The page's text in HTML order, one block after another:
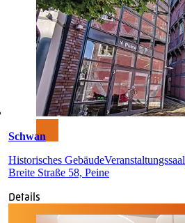
Schwan
Historisches GebäudeVeranstaltungssaal
Breite Straße 58, Peine
Details